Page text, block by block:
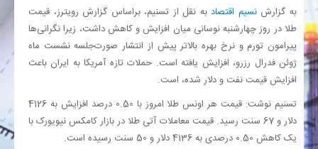
به گزارش نسیم اقتصادبه نقل از تسنیم، براساس گزارش رویترز، قیمت
طلا در روز چهارشنبه نوسانی میان افزایش و کاهش داشت، زیرا نگرانی‌ها
پیرامون تورم و نرخ بهره بالاتر پیش از انتشار صورت‌جلسه نشست ماه
ژوئن فدرال رزرو، افزایش یافته است. حملات تازه آمریکا به ایران باعث
افزایش قیمت نفت و دلار شده، است.
تسنیم نوشت: قیمت هر اونس طلا امروز با 0.50 درصد افزایش به 4126
دلار و 67 سنت رسید. قیمت معاملات آتی طلا در بازار کامکس نیویورک با
یک کاهش 0.50 درصدی به 4136 دلار و 50 سنت رسیده است.